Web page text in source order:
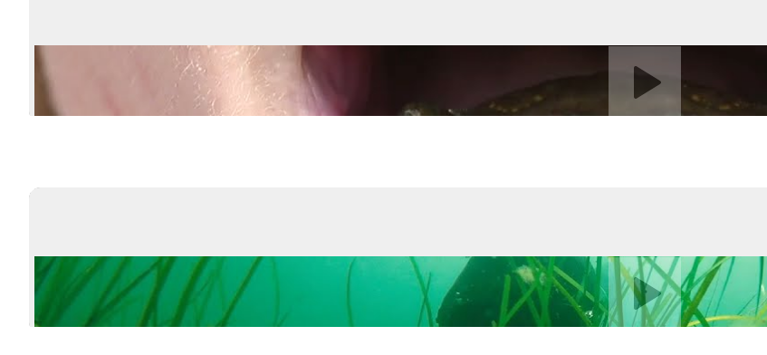
Afspil video